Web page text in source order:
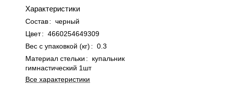
Характеристики
Состав: черный
Цвет: 4660254649309
Вес с упаковкой (кг) : 0.3
Материал стельки :
купальник
гимнастический 1шт
Все характеристики